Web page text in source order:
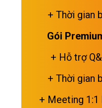
+ Thời gian
Gói
+ Hỗ trợ
+ Thời gian
+ Meeting